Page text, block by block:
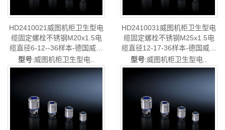
HD2410021威图机柜卫生型电
缆固定螺栓不锈钢M20x1.5电
缆直径6-12--36样本-德国威图
制造-rittal威图机柜威图空调维
修威图电柜威图风扇威图PDU
威图配件威图售后HD2410.021
型号:威图机柜卫生型电..
HD2410031威图机柜卫生型电
缆固定螺栓不锈钢M25x1.5电
缆直径12-17-36样本-德国威图
制造-rittal威图机柜威图空调维
修威图电柜威图风扇威图PDU
威图配件威图售后HD2410.031
型号:威图机柜卫生型电..